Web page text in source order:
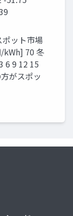
ット市場
kWh] 70 冬
6 9 12 15
がスポッ